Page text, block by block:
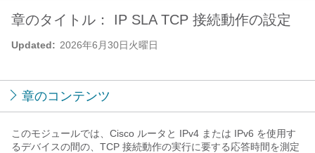
Updated: 2026年6月30日火曜日
章のタイトル： IP SLA TCP 接続動作の設定
章のコンテンツ
このモジュールでは、Cisco ルータと IPv4 または IPv6 を使用す
るデバイスの間の、TCP 接続動作の実行に要する応答時間を測定